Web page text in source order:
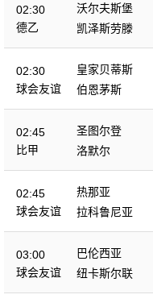
02:30
德乙
沃尔夫斯堡
凯泽斯劳滕
02:30
球会友谊
皇家贝蒂斯
伯恩茅斯
02:45
比甲
圣图尔登
洛默尔
02:45
球会友谊
热那亚
拉科鲁尼亚
03:00
球会友谊
巴伦西亚
纽卡斯尔联